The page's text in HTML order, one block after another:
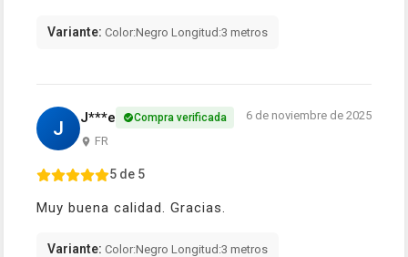
Variante: Color:Negro Longitud:3 metros
J J***e Compra verificada
FR
6 de noviembre de 2025
5 de 5
Muy buena calidad. Gracias.
Variante: Color:Negro Longitud:3 metros